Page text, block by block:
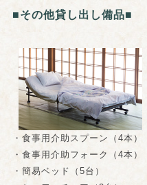
■その他貸し出し備品■
・食事用介助スプーン（4本）
・食事用介助フォーク（4本）
・簡易ベッド（5台）